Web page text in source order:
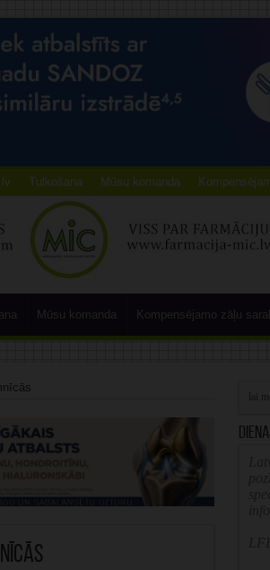
Tulkošana Mūsu komanda
Mūsu komanda Kompensējamo zāļu